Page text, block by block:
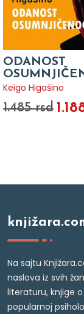
ODANOST
Keigo Higašino
1.485 rsd
Na sajtu
naslova iz svih
literaturu, knjige
popularnoj